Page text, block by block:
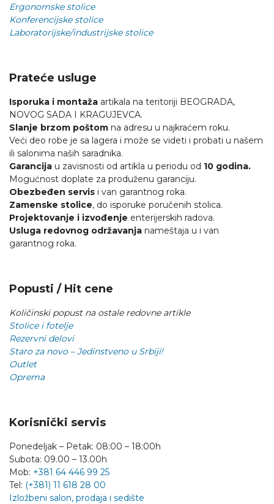
Ergonomske stolice
Konferencijske stolice
Laboratorijske/industrijske stolice
Prateće usluge
Isporuka i montaža artikala na teritoriji BEOGRADA,
NOVOG SADA I KRAGUJEVCA.
Slanje brzom poštom na adresu u najkraćem roku.
Veći deo robe je sa lagera i može se videti i probati u našem
ili salonima naših saradnika.
Garancija u zavisnosti od artikla u periodu od 10 godina.
Mogućnost doplate za produženu garanciju.
Obezbeđen servis i van garantnog roka.
Zamenske stolice, do isporuke poručenih stolica.
Projektovanje i izvođenje enterijerskih radova.
Usluga redovnog održavanja nameštaja u i van
garantnog roka.
Popusti / Hit cene
Količinski popust na ostale redovne artikle
Stolice i fotelje
Rezervni delovi
Staro za novo – Jedinstveno u Srbiji!
Outlet
Oprema
Korisnički servis
Ponedeljak – Petak: 08:00 – 18:00h
Subota: 09.00 – 13.00h
Mob: +381 64 446 99 25
Tel: (+381) 11 618 28 00
Izložbeni salon, prodaja i sedište